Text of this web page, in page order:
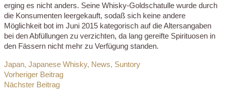
erging es nicht anders. Seine Whisky-Goldschatulle wurde durch
die Konsumenten leergekauft, sodaß sich keine andere
Möglichkeit bot im Juni 2015 kategorisch auf die Altersangaben
bei den Abfüllungen zu verzichten, da lang gereifte Spirituosen in
den Fässern nicht mehr zu Verfügung standen.
Japan, Japanese Whisky, News, Suntory
Vorheriger Beitrag
Nächster Beitrag